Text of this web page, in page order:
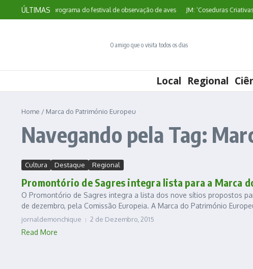
Ir para o conteúdo
ÚLTIMAS
Sagres divulga programa do festival de observação de aves JM: ‘Coseduras
O amigo que o visita todos os dias
Local Regional
Home / Marca do Património Europeu
Navegando pela Tag:
Cultura Destaque Regional
Promontório de Sagres integra lista para a Marca
O Promontório de Sagres integra a lista dos nove sítios propostos
de dezembro, pela Comissão Europeia. A Marca do Património
jornaldemonchique 2 de Dezembro, 2015
Read More